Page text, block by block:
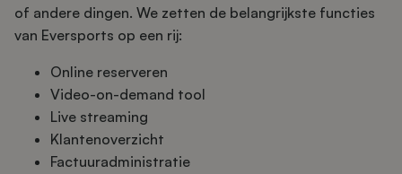
of andere dingen. We zetten de belangrijkste functies
van Eversports op een rij:
Online reserveren
Video-on-demand tool
Live streaming
Klantenoverzicht
Factuuradministratie